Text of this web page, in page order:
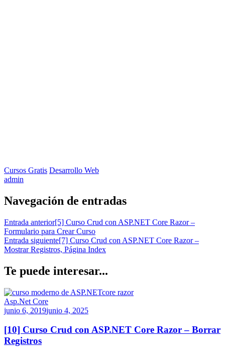
Cursos Gratis Desarrollo Web
admin
Navegación de entradas
Entrada anterior[5] Curso Crud con ASP.NET Core Razor –
Formulario para Crear Curso
Entrada siguiente[7] Curso Crud con ASP.NET Core Razor –
Mostrar Registros, Página Index
Te puede interesar...
Asp.Net Core
junio 6, 2019junio 4, 2025
[10] Curso Crud con ASP.NET Core Razor – Borrar
Registros